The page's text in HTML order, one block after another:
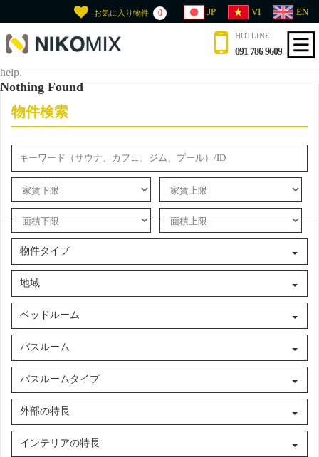
お気に入り物件 0 JP VI EN
HOTLINE
091 786 9609
Nothing Found
It seems we can’t find what you’re looking for. Perhaps searching can
help.
物件検索
物件タイプ
地域
ベッドルーム
バスルーム
バスルームタイプ
外部の特長
インテリアの特長